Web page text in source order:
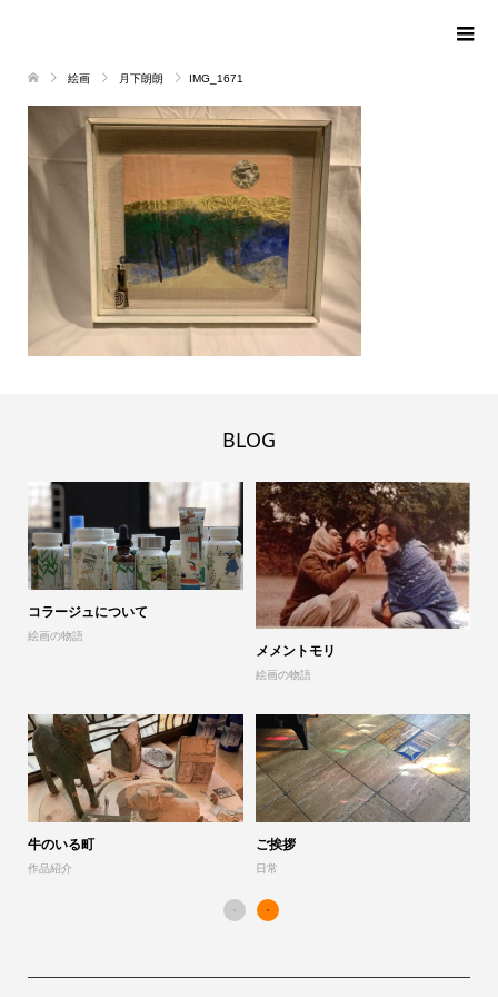
絵画 月下朗朗 IMG_1671
BLOG
コラージュについて
絵画の物語
メメントモリ
絵画の物語
牛のいる町
作品紹介
ご挨拶
日常